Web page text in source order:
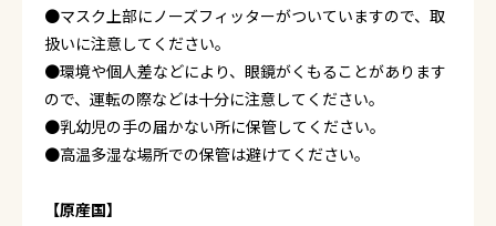
●マスク上部にノーズフィッターがついていますので、取
扱いに注意してください。
●環境や個人差などにより、眼鏡がくもることがあります
ので、運転の際などは十分に注意してください。
●乳幼児の手の届かない所に保管してください。
●高温多湿な場所での保管は避けてください。
【原産国】